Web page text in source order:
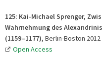
125: Kai-Michael Sprenger,
Wahrnehmung des
(1159–1177), Berlin-Boston 2012
Open Access